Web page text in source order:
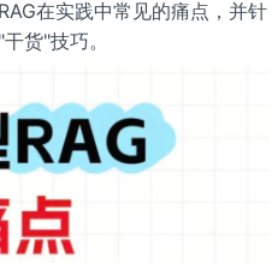
在实践中常见的痛点，并针
货"技巧。